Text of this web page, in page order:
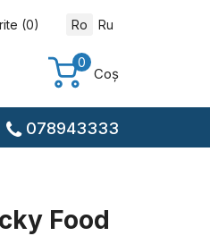
(0) Ro Ru
0
Coș
078943333
Food